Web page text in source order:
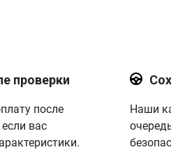
проверки
после
вас
Наши